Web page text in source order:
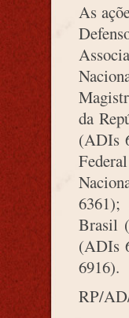
As
da
(ADIs
6361);
Brasil
(ADIs
6916).
RP/